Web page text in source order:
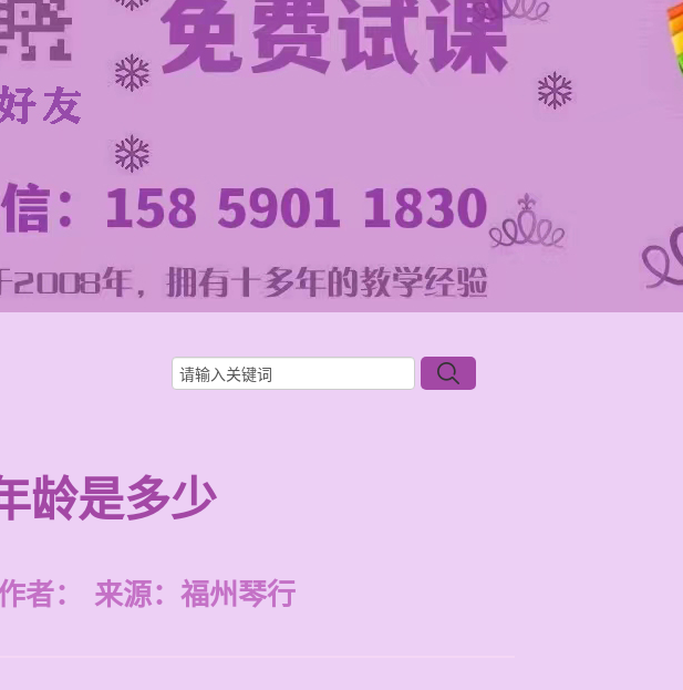
龄是多少
者： 来源： 福州琴行